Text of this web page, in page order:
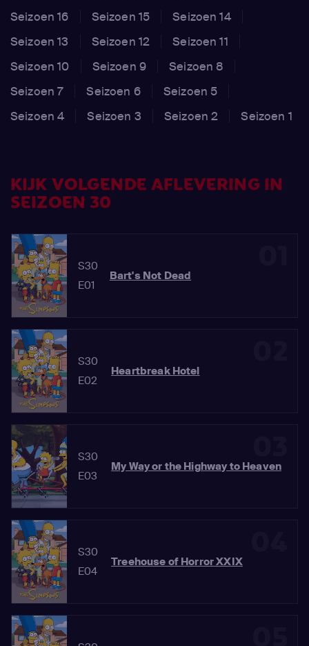
Seizoen 16
Seizoen 15
Seizoen 14
Seizoen 13
Seizoen 12
Seizoen 11
Seizoen 10
Seizoen 9
Seizoen 8
Seizoen 7
Seizoen 6
Seizoen 5
Seizoen 4
Seizoen 3 Seizoen 2 Seizoen 1
KIJK VOLGENDE AFLEVERING IN
SEIZOEN 30
S30
E01
Bart's Not Dead
S30
E02
Heartbreak Hotel
S30
E03
My Way or the Highway to Heaven
S30
E04
Treehouse of Horror XXIX